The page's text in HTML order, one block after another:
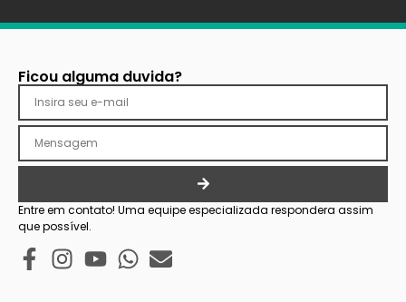
Ficou alguma duvida?
Entre em contato! Uma equipe especializada respondera assim
que possível.